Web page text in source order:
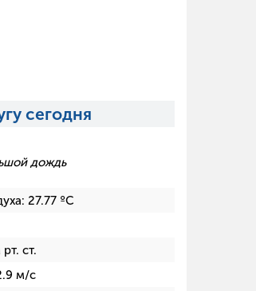
сегодня
дождь
27.77 ºC
ст.
м/с